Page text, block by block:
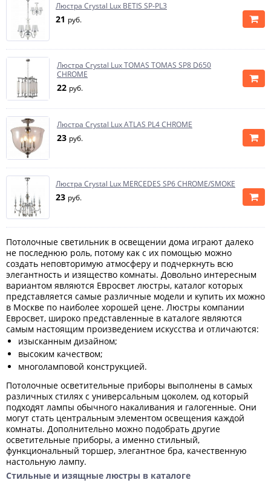
Люстра Crystal Lux BETIS SP-PL3
21 руб.
Люстра Crystal Lux TOMAS TOMAS SP8 D650
CHROME
22 руб.
Люстра Crystal Lux ATLAS PL4 CHROME
23 руб.
Люстра Crystal Lux MERCEDES SP6 CHROME/SMOKE
23 руб.
Потолочные светильник в освещении дома играют далеко
не последнюю роль, потому как с их помощью можно
создать неповторимую атмосферу и подчеркнуть всю
элегантность и изящество комнаты. Довольно интересным
вариантом являются Евросвет люстры, каталог которых
представляется самые различные модели и купить их можно
в Москве по наиболее хорошей цене. Люстры компании
Евросвет, широко представленные в каталоге являются
самым настоящим произведением искусства и отличаются:
изысканным дизайном;
высоким качеством;
многоламповой конструкцией.
Потолочные осветительные приборы выполнены в самых
различных стилях с универсальным цоколем, од который
подходят лампы обычного накаливания и галогенные. Они
могут стать центральным элементом освещения каждой
комнаты. Дополнительно можно подобрать другие
осветительные приборы, а именно стильный,
функциональный торшер, элегантное бра, качественную
настольную лампу.
Стильные и изящные люстры в каталоге